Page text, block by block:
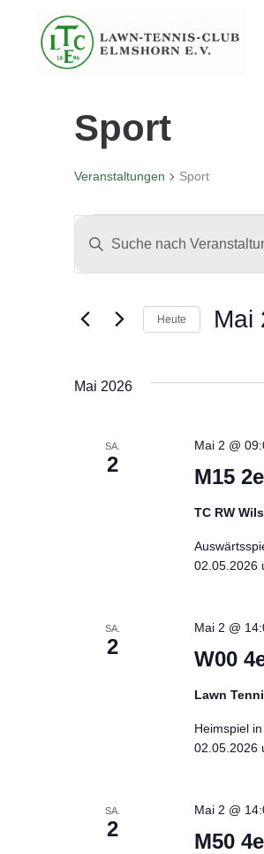
Sport
Veranstaltungen Sport
Suche
und
Navigation
Bitte
eingeben.
nach
Heute Mai
Mai 2026
SA.
2
M15
Mai 2 @
TC RW
02.05.2026
SA.
2
W00
Mai 2 @
Lawn
Heimspiel
02.05.2026
SA.
2
M50
Mai 2 @